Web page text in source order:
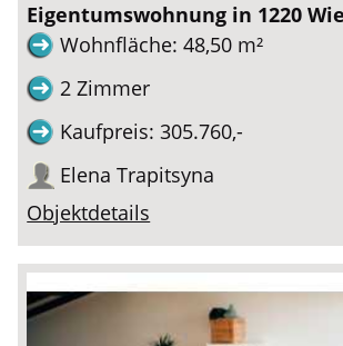
Eigentumswohnung in 1220
Wohnfläche: 48,50 m²
2 Zimmer
Kaufpreis: 305.760,-
Elena Trapitsyna
Objektdetails